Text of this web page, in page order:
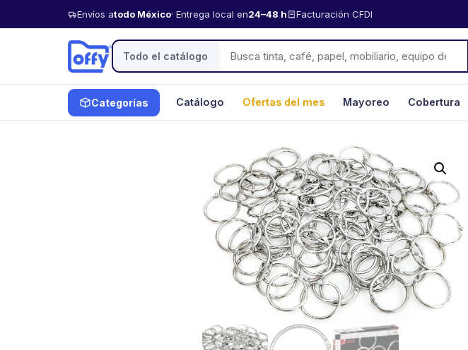
Envíos atodo México· Entrega local en24–48 h Facturación CFDI
Todo el catálogo
Categorías Catálogo Ofertas del mes Mayoreo Cobertura